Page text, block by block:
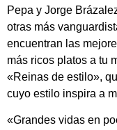
Pepa y Jorge
otras más
encuentran las
más ricos platos a tu
«Reinas de estilo»,
cuyo estilo inspira a
«Grandes vidas en